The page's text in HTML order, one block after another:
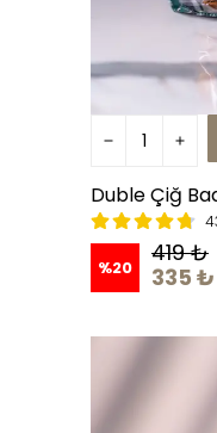
Duble Çiğ
%20
419 ₺
335 ₺